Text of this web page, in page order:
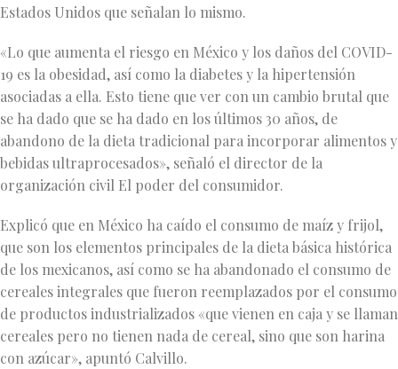
Estados Unidos que señalan lo mismo.
«Lo que aumenta el riesgo en México y los daños del COVID-
19 es la obesidad, así como la diabetes y la hipertensión
asociadas a ella. Esto tiene que ver con un cambio brutal que
se ha dado que se ha dado en los últimos 30 años, de
abandono de la dieta tradicional para incorporar alimentos y
bebidas ultraprocesados», señaló el director de la
organización civil El poder del consumidor.
Explicó que en México ha caído el consumo de maíz y frijol,
que son los elementos principales de la dieta básica histórica
de los mexicanos, así como se ha abandonado el consumo de
cereales integrales que fueron reemplazados por el consumo
de productos industrializados «que vienen en caja y se llaman
cereales pero no tienen nada de cereal, sino que son harina
con azúcar», apuntó Calvillo.